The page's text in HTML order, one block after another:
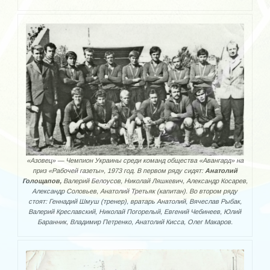
Котельников Евгений Петрович
Малиенко Игорь
Многолетний Александр Александрович
Науменко Юрий Васильевич
Петренко Владимир Кузьмич
Пидус Александр Владимирович
Помазан Роман Максимович
Путря Герман Геннадьевич
Путря Илья Германович
Снеосиков Анатолий Николаевич
«Азовец» — Чемпион Украины среди команд общества «Авангард» на
приз «Рабочей газеты», 1973 год. В первом ряду сидят:Анатолий
Голощапов,Валерий Белоусов, Николай Ляшкевич, Александр Косарев,
Александр Соловьев, Анатолий Третьяк (капитан). Во втором ряду
стоят: Геннадий Шмуш (тренер), вратарь Анатолий, Вячеслав Рыбак,
Валерий Креславский, Николай Погорелый, Евгений Чебинеев, Юлий
Баранник, Владимир Петренко, Анатолий Кисса, Олег Макаров.